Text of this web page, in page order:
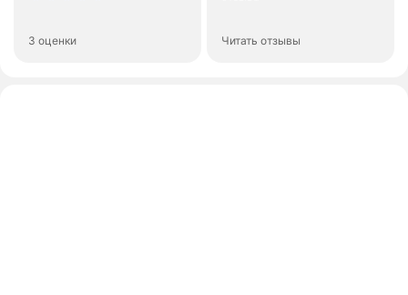
3 оценки Читать отзывы